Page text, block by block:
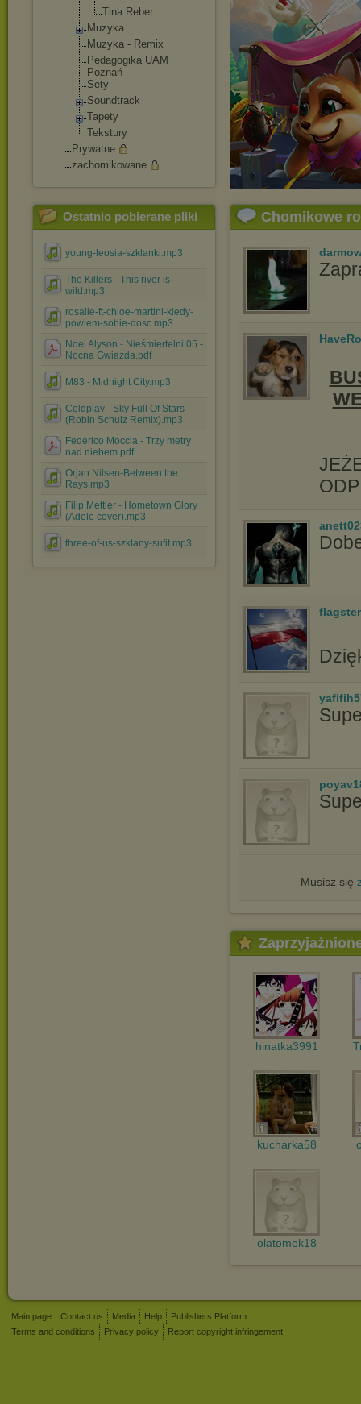
Tina Reber
Muzyka
Muzyka - Remix
Pedagogika UAM
Poznań
Sety
Soundtrack
Tapety
Tekstury
Prywatne
zachomikowane
Ostatnio pobierane pliki
young-leosia-szklanki.mp3
The Killers - This river is
wild.mp3
rosalie-ft-chloe-martini-kiedy-
powiem-sobie-dosc.mp3
Noel Alyson - Nieśmiertelni 05 -
Nocna Gwiazda.pdf
M83 - Midnight City.mp3
Coldplay - Sky Full Of Stars
(Robin Schulz Remix).mp3
Federico Moccia - Trzy metry
nad niebem.pdf
Orjan Nilsen-Between the
Rays.mp3
Filip Mettler - Hometown Glory
(Adele cover).mp3
three-of-us-szklany-sufit.mp3
Chomikowe
flagster
Musisz się
hinatka3991
kucharka58
olatomek18
Main page Contact us Media Help
Publishers Platform
Terms and conditions
Privacy policy Report copyright infringement